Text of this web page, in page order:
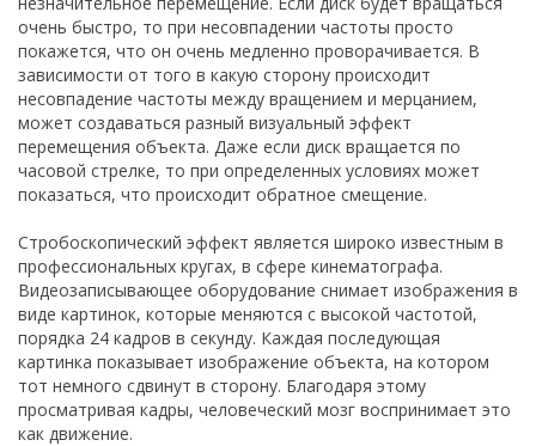
очень быстро, то при несовпадении частоты просто
покажется, что он очень медленно проворачивается. В
зависимости от того в какую сторону происходит
несовпадение частоты между вращением и мерцанием,
может создаваться разный визуальный эффект
перемещения объекта. Даже если диск вращается по
часовой стрелке, то при определенных условиях может
показаться, что происходит обратное смещение.
Стробоскопический эффект является широко известным в
профессиональных кругах, в сфере кинематографа.
Видеозаписывающее оборудование снимает изображения в
виде картинок, которые меняются с высокой частотой,
порядка 24 кадров в секунду. Каждая последующая
картинка показывает изображение объекта, на котором
тот немного сдвинут в сторону. Благодаря этому
просматривая кадры, человеческий мозг воспринимает это
как движение.